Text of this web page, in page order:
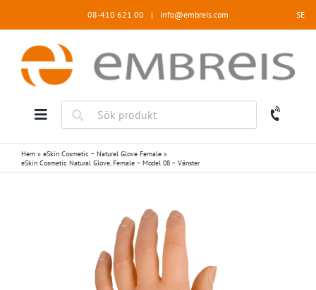
08-410 621 00 | info@embreis.com SE
Hem » eSkin Cosmetic – Natural Glove Female »
eSkin Cosmetic Natural Glove, Female – Model 08 – Vänster